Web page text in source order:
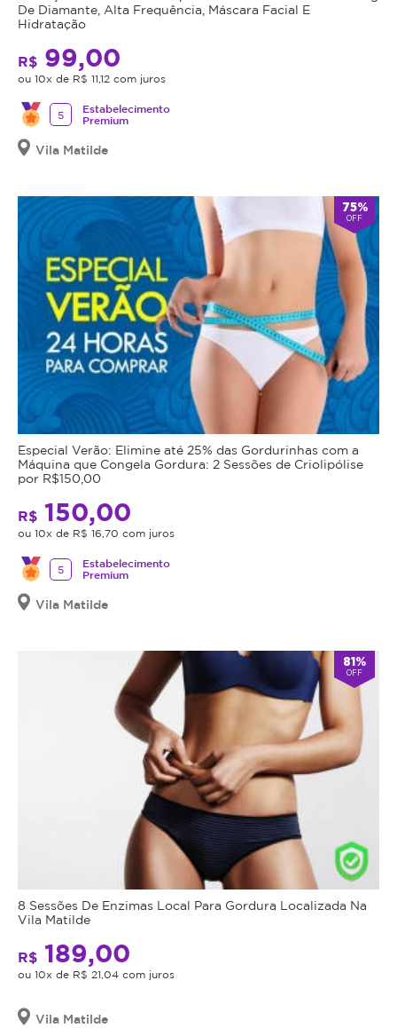
De Diamante, Alta Frequência, Máscara Facial E
Hidratação
R$ 99,00
ou 10x de R$ 11,12 com juros
5
Estabelecimento
Premium
Vila Matilde
75%
OFF
Especial Verão: Elimine até 25% das Gordurinhas com a
Máquina que Congela Gordura: 2 Sessões de Criolipólise
por R$150,00
R$ 150,00
ou 10x de R$ 16,70 com juros
5
Estabelecimento
Premium
Vila Matilde
81%
OFF
8 Sessões De Enzimas Local Para Gordura Localizada Na
Vila Matilde
R$ 189,00
ou 10x de R$ 21,04 com juros
Vila Matilde